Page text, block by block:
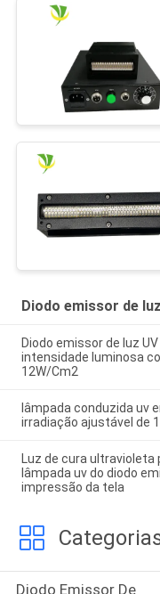
Diodo emissor de
Diodo emissor de luz
intensidade luminosa
12W/Cm2
lâmpada conduzida uv
irradiação ajustável de
Luz de cura ultravioleta
lâmpada uv do diodo
impressão da tela
Diodo Emissor De